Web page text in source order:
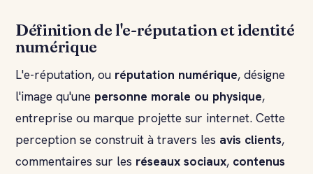
Définition de l'e-réputation et identité
numérique
L'e-réputation, ou réputation numérique, désigne
l'image qu'une personne morale ou physique,
entreprise ou marque projette sur internet. Cette
perception se construit à travers les avis clients,
commentaires sur les réseaux sociaux, contenus